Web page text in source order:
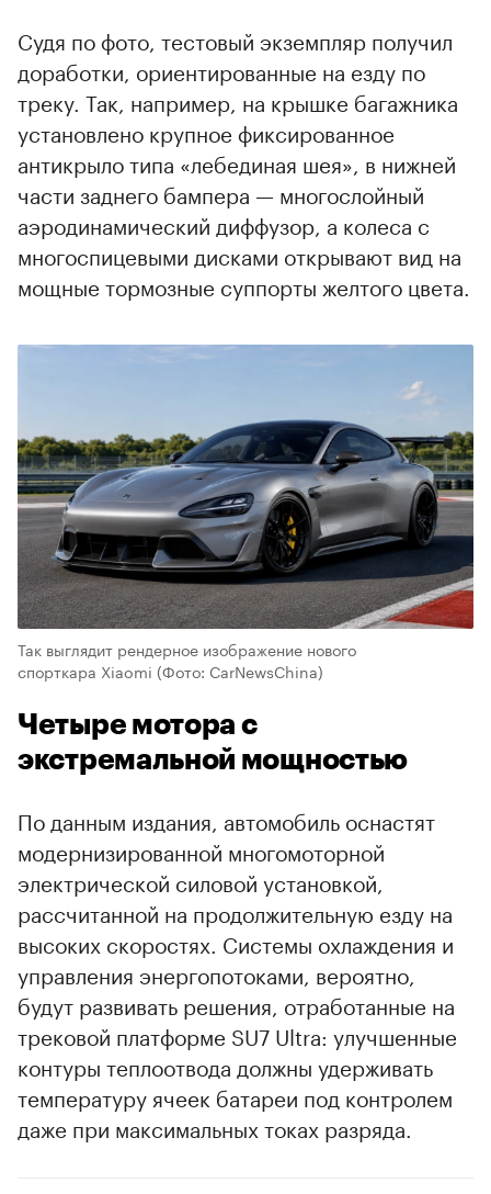
Судя по фото, тестовый экземпляр получил
доработки, ориентированные на езду по
треку. Так, например, на крышке багажника
установлено крупное фиксированное
антикрыло типа «лебединая шея», в нижней
части заднего бампера — многослойный
аэродинамический диффузор, а колеса с
многоспицевыми дисками открывают вид на
мощные тормозные суппорты желтого цвета.
Так выглядит рендерное изображение нового
спорткара Xiaomi (Фото: CarNewsChina)
Четыре мотора с
экстремальной мощностью
По данным издания, автомобиль оснастят
модернизированной многомоторной
электрической силовой установкой,
рассчитанной на продолжительную езду на
высоких скоростях. Системы охлаждения и
управления энергопотоками, вероятно,
будут развивать решения, отработанные на
трековой платформе SU7 Ultra: улучшенные
контуры теплоотвода должны удерживать
температуру ячеек батареи под контролем
даже при максимальных токах разряда.